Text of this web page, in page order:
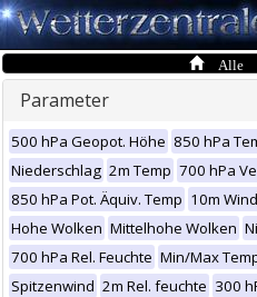
Alle
Parameter
500 hPa Geopot. Höhe 850 hPa
Niederschlag 2m Temp 700 hPa
850 hPa Pot. Äquiv. Temp 10m Wind
Hohe Wolken Mittelhohe Wolken
700 hPa Rel. Feuchte Min/Max
Spitzenwind 2m Rel. feuchte 300